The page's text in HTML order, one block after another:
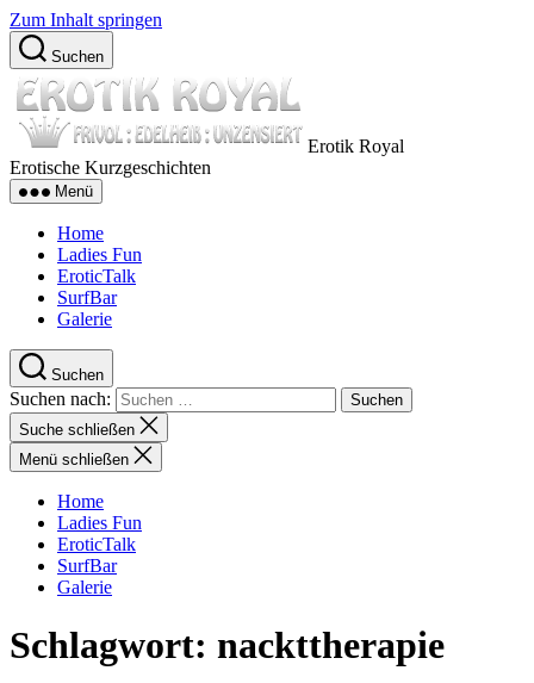
Zum Inhalt springen
Suchen
Erotik Royal
Erotische Kurzgeschichten
Menü
Home
Ladies Fun
EroticTalk
SurfBar
Galerie
Suchen
Suchen nach:
Suche schließen
Menü schließen
Home
Ladies Fun
EroticTalk
SurfBar
Galerie
Schlagwort: nackttherapie